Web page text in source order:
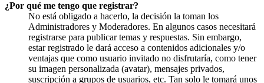
¿Por qué me tengo que registrar?
No está obligado a hacerlo, la decisión la toman los
Administradores y Moderadores. En algunos casos necesitará
registrarse para publicar temas y respuestas. Sin embargo,
estar registrado le dará acceso a contenidos adicionales y/o
ventajas que como usuario invitado no disfrutaría, como tener
su imagen personalizada (avatar), mensajes privados,
suscripción a grupos de usuarios, etc. Tan solo le tomará unos